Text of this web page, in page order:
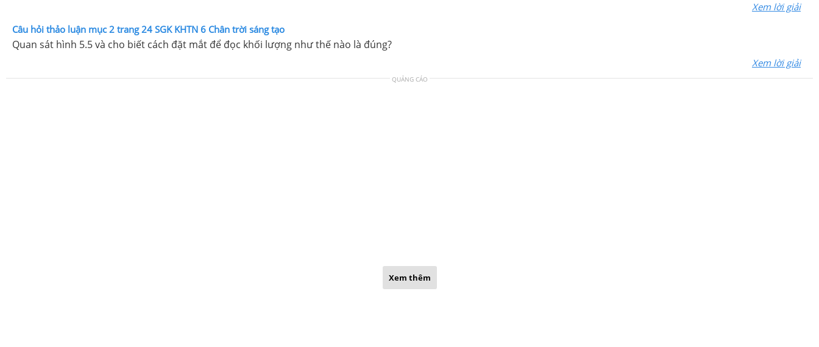
Xem lời giải
Câu hỏi thảo luận mục 2 trang 24 SGK KHTN 6 Chân trời sáng tạo
Quan sát hình 5.5 và cho biết cách đặt mắt để đọc khối lượng như thế nào là đúng?
Xem lời giải
QUẢNG CÁO
Xem thêm